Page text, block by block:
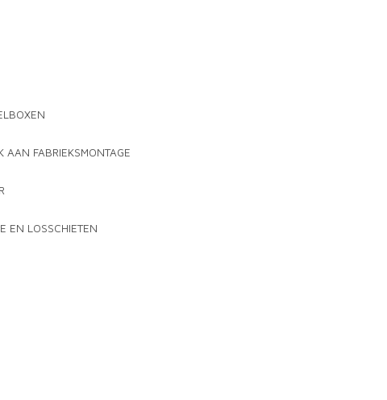
AAN FABRIEKSMONTAGE
EN LOSSCHIETEN